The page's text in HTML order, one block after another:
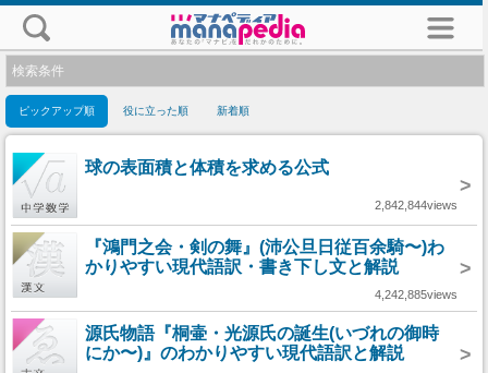
検索条件
ピックアップ順 役に立った順 新着順
球の表面積と体積を求める公式
>
2,842,844views
『鴻門之会・剣の舞』(沛公旦日従百余騎〜)わ
かりやすい現代語訳・書き下し文と解説
>
4,242,885views
源氏物語『桐壷・光源氏の誕生(いづれの御時
にか〜)』のわかりやすい現代語訳と解説
>